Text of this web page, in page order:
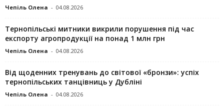
Чепіль Олена - 04.08.2026
Тернопільські митники викрили порушення під час
експорту агропродукції на понад 1 млн грн
Чепіль Олена - 04.08.2026
Від щоденних тренувань до світової «бронзи»: успіх
тернопільських танцівниць у Дубліні
Чепіль Олена - 04.08.2026